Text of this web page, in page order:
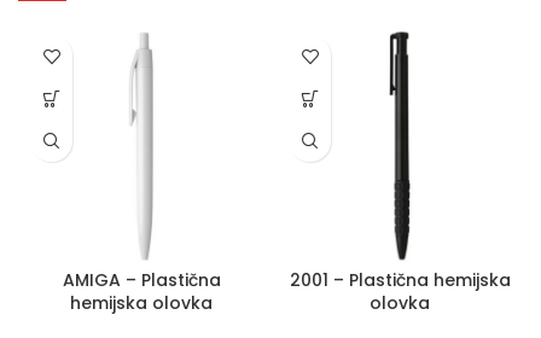
AMIGA – Plastična
hemijska olovka
2001 – Plastična hemijska
olovka